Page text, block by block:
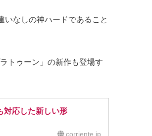
いなしの神ハードであること
トゥーン」の新作も登場す
応した新しい形
corriente.jp